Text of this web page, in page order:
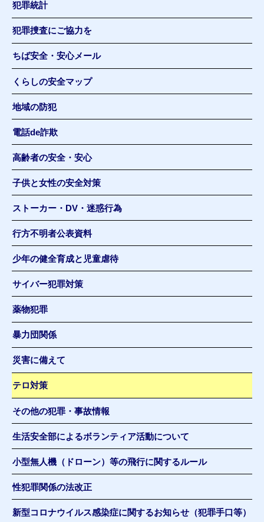
犯罪統計
犯罪捜査にご協力を
ちば安全・安心メール
くらしの安全マップ
地域の防犯
電話de詐欺
高齢者の安全・安心
子供と女性の安全対策
ストーカー・DV・迷惑行為
行方不明者公表資料
少年の健全育成と児童虐待
サイバー犯罪対策
薬物犯罪
暴力団関係
災害に備えて
テロ対策
その他の犯罪・事故情報
生活安全部によるボランティア活動について
小型無人機（ドローン）等の飛行に関するルール
性犯罪関係の法改正
新型コロナウイルス感染症に関するお知らせ（犯罪手口等）